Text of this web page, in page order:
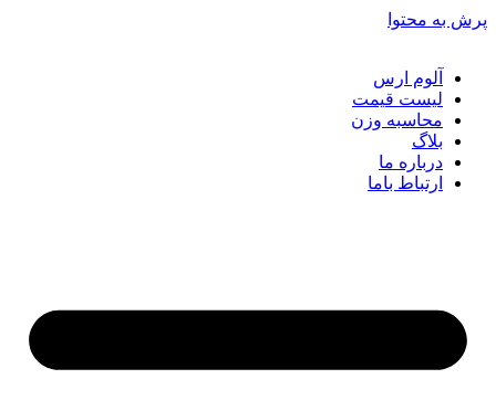
به محتوا
آلوم ارس
لیست قیمت
محاسبه وزن
بلاگ
درباره ما
ارتباط باما